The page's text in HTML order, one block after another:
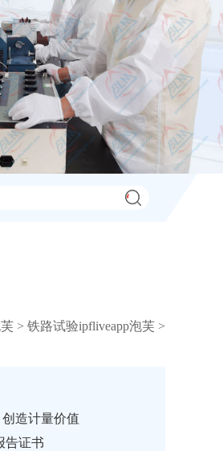
> 铁路试验ipfliveapp泡芙 >
创造计量价值
告证书